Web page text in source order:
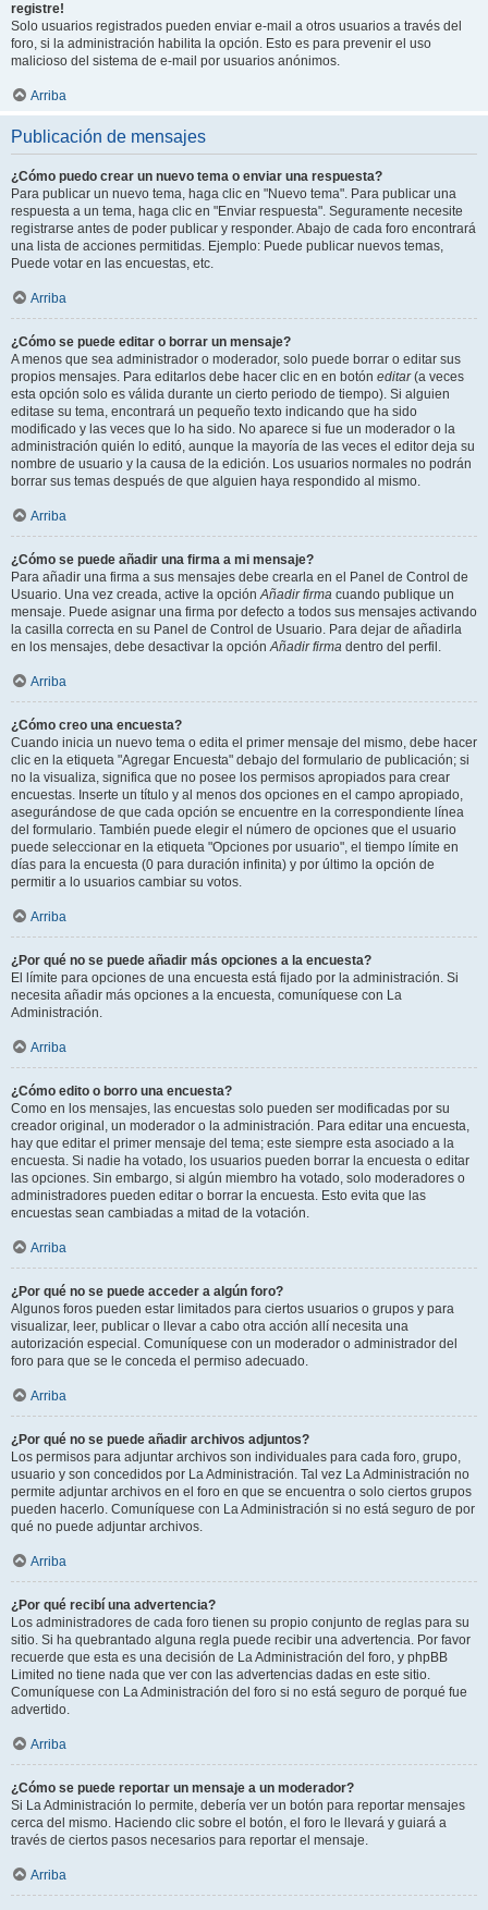
registre!
Solo usuarios registrados pueden enviar e-mail a otros usuarios a través del
foro, si la administración habilita la opción. Esto es para prevenir el uso
malicioso del sistema de e-mail por usuarios anónimos.
Arriba
Publicación de mensajes
¿Cómo puedo crear un nuevo tema o enviar una respuesta?
Para publicar un nuevo tema, haga clic en "Nuevo tema". Para publicar una
respuesta a un tema, haga clic en "Enviar respuesta". Seguramente necesite
registrarse antes de poder publicar y responder. Abajo de cada foro encontrará
una lista de acciones permitidas. Ejemplo: Puede publicar nuevos temas,
Puede votar en las encuestas, etc.
Arriba
¿Cómo se puede editar o borrar un mensaje?
A menos que sea administrador o moderador, solo puede borrar o editar sus
propios mensajes. Para editarlos debe hacer clic en en botón editar(a veces
esta opción solo es válida durante un cierto periodo de tiempo). Si alguien
editase su tema, encontrará un pequeño texto indicando que ha sido
modificado y las veces que lo ha sido. No aparece si fue un moderador o la
administración quién lo editó, aunque la mayoría de las veces el editor deja su
nombre de usuario y la causa de la edición. Los usuarios normales no podrán
borrar sus temas después de que alguien haya respondido al mismo.
Arriba
¿Cómo se puede añadir una firma a mi mensaje?
Para añadir una firma a sus mensajes debe crearla en el Panel de Control de
Usuario. Una vez creada, active la opciónAñadir firma cuando publique un
mensaje. Puede asignar una firma por defecto a todos sus mensajes activando
la casilla correcta en su Panel de Control de Usuario. Para dejar de añadirla
en los mensajes, debe desactivar la opciónAñadir firma dentro del perfil.
Arriba
¿Cómo creo una encuesta?
Cuando inicia un nuevo tema o edita el primer mensaje del mismo, debe hacer
clic en la etiqueta "Agregar Encuesta" debajo del formulario de publicación; si
no la visualiza, significa que no posee los permisos apropiados para crear
encuestas. Inserte un título y al menos dos opciones en el campo apropiado,
asegurándose de que cada opción se encuentre en la correspondiente línea
del formulario. También puede elegir el número de opciones que el usuario
puede seleccionar en la etiqueta "Opciones por usuario", el tiempo límite en
días para la encuesta (0 para duración infinita) y por último la opción de
permitir a lo usuarios cambiar su votos.
Arriba
¿Por qué no se puede añadir más opciones a la encuesta?
El límite para opciones de una encuesta está fijado por la administración. Si
necesita añadir más opciones a la encuesta, comuníquese con La
Administración.
Arriba
¿Cómo edito o borro una encuesta?
Como en los mensajes, las encuestas solo pueden ser modificadas por su
creador original, un moderador o la administración. Para editar una encuesta,
hay que editar el primer mensaje del tema; este siempre esta asociado a la
encuesta. Si nadie ha votado, los usuarios pueden borrar la encuesta o editar
las opciones. Sin embargo, si algún miembro ha votado, solo moderadores o
administradores pueden editar o borrar la encuesta. Esto evita que las
encuestas sean cambiadas a mitad de la votación.
Arriba
¿Por qué no se puede acceder a algún foro?
Algunos foros pueden estar limitados para ciertos usuarios o grupos y para
visualizar, leer, publicar o llevar a cabo otra acción allí necesita una
autorización especial. Comuníquese con un moderador o administrador del
foro para que se le conceda el permiso adecuado.
Arriba
¿Por qué no se puede añadir archivos adjuntos?
Los permisos para adjuntar archivos son individuales para cada foro, grupo,
usuario y son concedidos por La Administración. Tal vez La Administración no
permite adjuntar archivos en el foro en que se encuentra o solo ciertos grupos
pueden hacerlo. Comuníquese con La Administración si no está seguro de por
qué no puede adjuntar archivos.
Arriba
¿Por qué recibí una advertencia?
Los administradores de cada foro tienen su propio conjunto de reglas para su
sitio. Si ha quebrantado alguna regla puede recibir una advertencia. Por favor
recuerde que esta es una decisión de La Administración del foro, y phpBB
Limited no tiene nada que ver con las advertencias dadas en este sitio.
Comuníquese con La Administración del foro si no está seguro de porqué fue
advertido.
Arriba
¿Cómo se puede reportar un mensaje a un moderador?
Si La Administración lo permite, debería ver un botón para reportar mensajes
cerca del mismo. Haciendo clic sobre el botón, el foro le llevará y guiará a
través de ciertos pasos necesarios para reportar el mensaje.
Arriba